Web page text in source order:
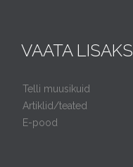
VAATA LISAKS
Telli muusikuid
Artiklid/teated
E-pood